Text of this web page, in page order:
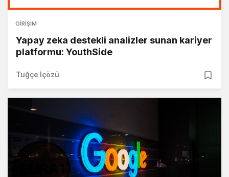
GIRIŞIM
Yapay zeka destekli analizler sunan kariyer
platformu: YouthSide
Tuğçe İçözü